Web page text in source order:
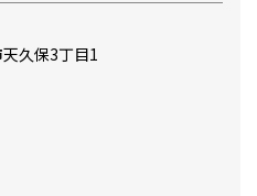
久保3丁目1